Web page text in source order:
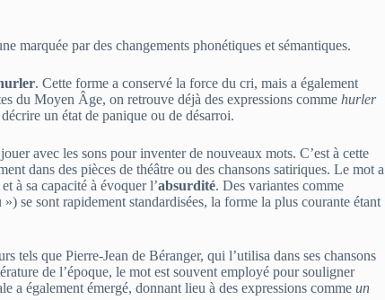
marquée par des changements phonétiques et sémantiques.
. Cette forme a conservé la force du cri, mais a également
du Moyen Âge, on retrouve déjà des expressions comme hurler
un état de panique ou de désarroi.
avec les sons pour inventer de nouveaux mots. C’est à cette
dans des pièces de théâtre ou des chansons satiriques. Le mot a
à sa capacité à évoquer l’absurdité. Des variantes comme
») se sont rapidement standardisées, la forme la plus courante étant
tels que Pierre‑Jean de Béranger, qui l’utilisa dans ses chansons
de l’époque, le mot est souvent employé pour souligner
a également émergé, donnant lieu à des expressions comme un